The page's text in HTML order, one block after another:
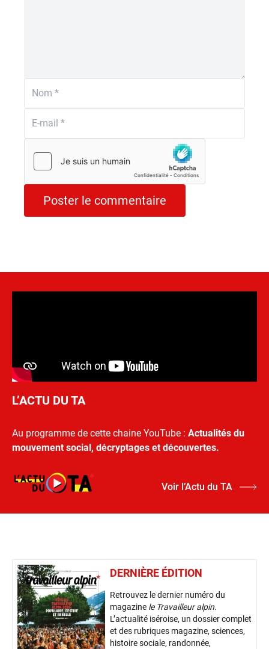
L’ACTU DU TA
Au programme de cette chaine YouTube : Actualités du
mouvement social, décryptages et découvertes.
Voir l’Actu du TA
DERNIÈRE ÉDITION
Retrouvez le dernier numéro du
magazine le Travailleur alpin.
L’actualité iséroise, un dossier complet
et des rubriques magazine, sciences,
histoire sociale, randonnée,